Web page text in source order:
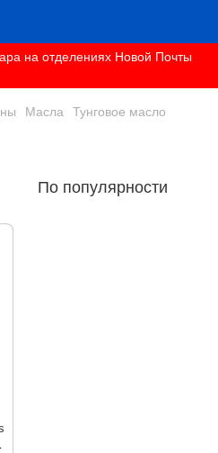
на отделениях Новой Почты
Масла Тунговое масло
По популярности